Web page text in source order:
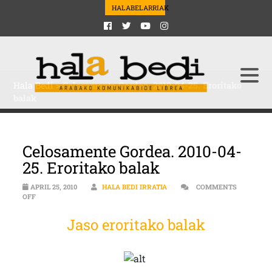
HALABELARRIAK
Hala Bedi>Celosamente Gordea. 2010-04-25. Eroritako
Celosamente Gordea. 2010-04-
25. Eroritako balak
APRIL 25, 2010 HALA BEDI IRRATIA
COMMENTS
OFFON CELOSAMENTE GORDEA. 2010-04-25. ERORITAKO BALAK
Jaso eroritako balak